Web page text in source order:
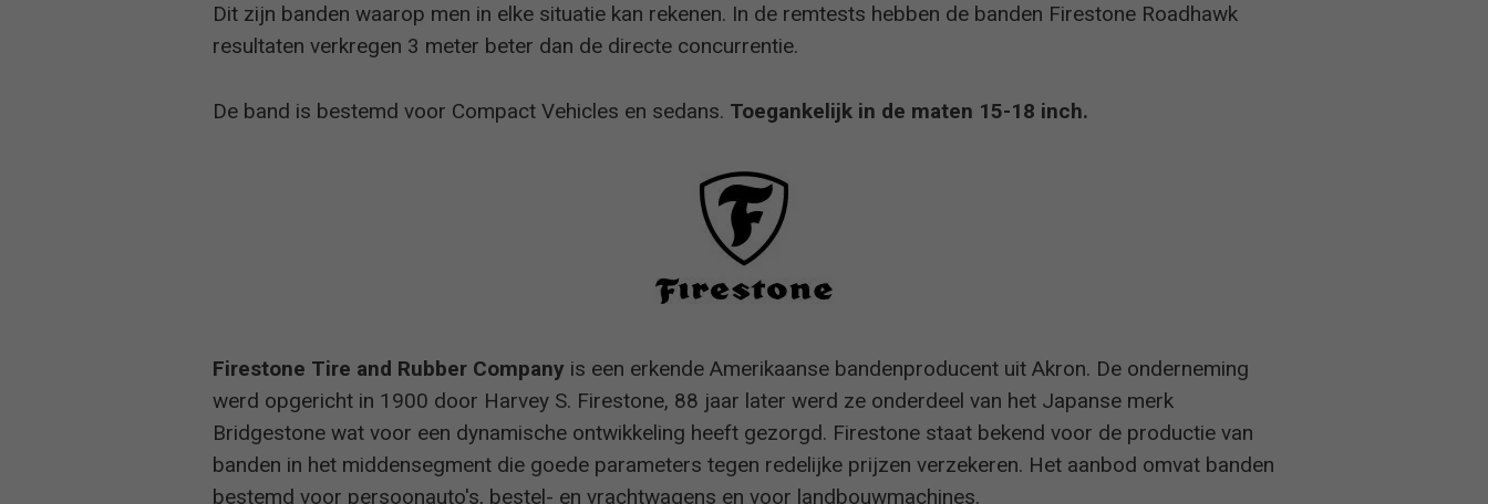
2018
205/55 R16
Dit zijn banden waarop men in elke situatie kan rekenen. In de remtests hebben de banden Firestone Roadhawk
resultaten verkregen 3 meter beter dan de directe concurrentie.
De band is bestemd voor Compact Vehicles en sedans. Toegankelijk in de maten 15-18 inch.
Firestone Tire and Rubber Company is een erkende Amerikaanse bandenproducent uit Akron. De onderneming
werd opgericht in 1900 door Harvey S. Firestone, 88 jaar later werd ze onderdeel van het Japanse merk
Bridgestone wat voor een dynamische ontwikkeling heeft gezorgd. Firestone staat bekend voor de productie van
banden in het middensegment die goede parameters tegen redelijke prijzen verzekeren. Het aanbod omvat banden
bestemd voor persoonauto's, bestel- en vrachtwagens en voor landbouwmachines.